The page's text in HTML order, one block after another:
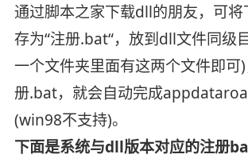
通过脚本之家下载dll的朋友，可
存为“注册.bat“，放到dll文件同级
一个文件夹里面有这两个文件即可
册.bat，就会自动完成
(win98不支持)。
下面是系统与dll版本对应的注册